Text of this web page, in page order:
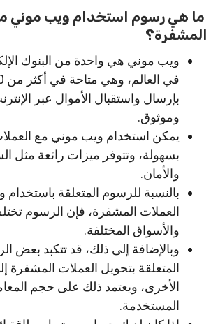
ما هي رسوم استخدام ويب موني
المشفرة؟
ويب موني هي واحدة من البنوك
بإرسال واستقبال الأموال عبر
وموثوق.
يمكن استخدام ويب موني مع
بسهولة، وتتوفر ميزات رائعة مثل
والأمان.
بالنسبة للرسوم المتعلقة
العملات المشفرة، فإن الرسوم
والأسواق المختلفة.
وبالإضافة إلى ذلك، قد تتكبد بعض
المتعلقة بتحويل العملات المشفرة
الأخرى، ويعتمد ذلك على حجم
المستخدمة.